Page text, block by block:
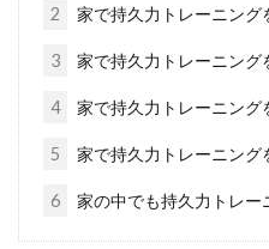
風が強
晴れた日
ですよね
2 家で持久力トレーニン
3 家で持久力トレーニン
4 家で持久力トレーニン
5 家で持久力トレーニン
6 家の中でも持久力トレー